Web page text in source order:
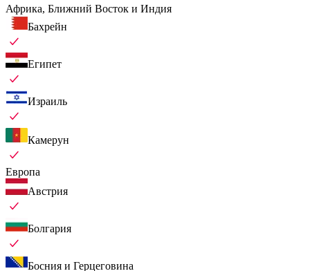
Африка, Ближний Восток и Индия
Бахрейн
Египет
Израиль
Камерун
Европа
Австрия
Болгария
Босния и Герцеговина